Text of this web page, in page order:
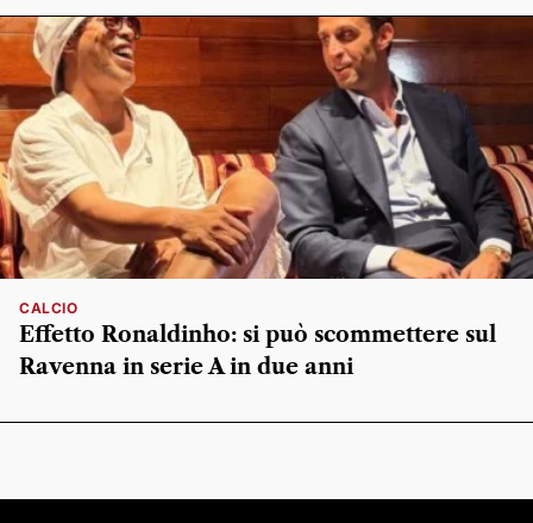
CALCIO
Effetto Ronaldinho: si può scommettere sul
Ravenna in serie A in due anni